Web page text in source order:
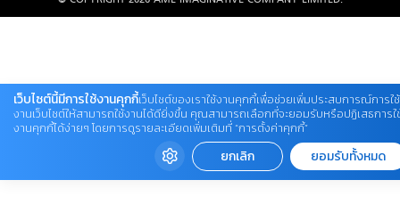
เว็บไซต์นี้มีการใช้งานคุกกี้เว็บไซต์ของเราใช้งานคุกกี้เพื่อช่วยเพิ่มประสบการณ์การใช้
งานเว็บไซต์ให้สามารถใช้งานได้ดียิ่งขึ้น คุณสามารถเลือกที่จะยอมรับหรือปฏิเสธการใ
งานคุกกี้ได้ง่ายๆ โดยการดูรายละเอียดเพิ่มเติมที่ “การตั้งค่าคุกกี้”
ยกเลิก ยอมรับทั้งหมด